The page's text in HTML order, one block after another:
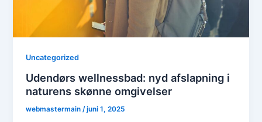
Uncategorized
Udendørs wellnessbad: nyd afslapning i
naturens skønne omgivelser
webmastermain /juni 1, 2025